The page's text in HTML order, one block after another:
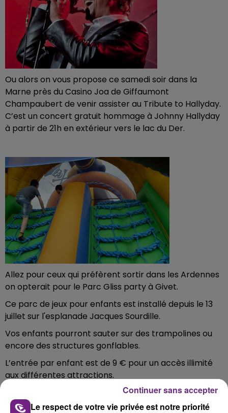
Ou alors on vous propose ce samedi soir dans la
Marne près du Casino Joa de Giffaumont
Champaubert de venir assister au Tribute to Hallyday.
C’est un concert gratuit hommage à Johnny Hallyday
à partir de 21h en extérieur vers le lac du Der.
Allez pour ceux qui préfèrent sortir dans les Ardennes
on opterait pour le Parc Gliss party à Givet.
Ce parc de jeux pour enfants est installé depuis le 13
juillet sur l'esplanade Jacques Sourdille.
Vos enfants pourront sauter sur des trampolines ou
encore des structures gonflables.
L’entrée par enfant est de 9 € pour un accès illimité
aux différentes attractions.
Le parc est ouvert de 11h à 22h et en plus ce dimanche
4 août, il est prévu une après-midi clowns avec
Le respect de votre vie privée est notre priorité
Continuer sans accepter